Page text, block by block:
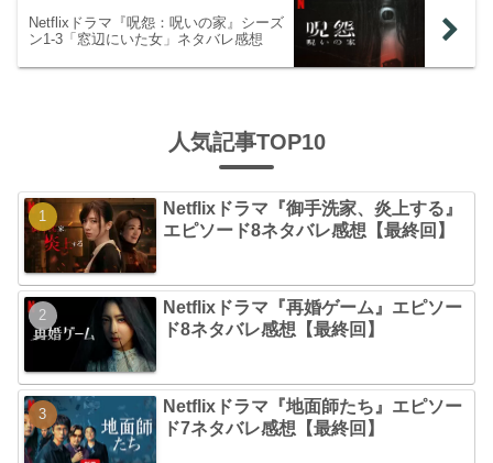
Netflixドラマ『呪怨：呪いの家』シーズ
ン1-3「窓辺にいた女」ネタバレ感想
人気記事TOP10
Netflixドラマ『御手洗家、炎上する』
エピソード8ネタバレ感想【最終回】
Netflixドラマ『再婚ゲーム』エピソー
ド8ネタバレ感想【最終回】
Netflixドラマ『地面師たち』エピソー
ド7ネタバレ感想【最終回】